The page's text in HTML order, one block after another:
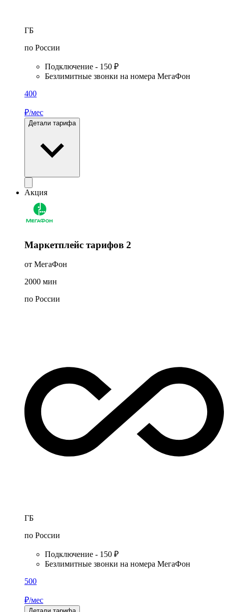
ГБ
по России
Подключение - 150 ₽
Безлимитные звонки на номера МегаФон
400
₽/мес
Детали тарифа
Акция
Маркетплейс тарифов 2
от МегаФон
2000 мин
по России
ГБ
по России
Подключение - 150 ₽
Безлимитные звонки на номера МегаФон
500
₽/мес